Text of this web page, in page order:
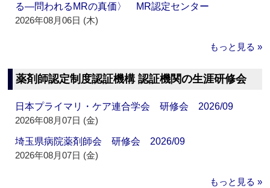
る―問われるMRの真価〉 MR認定センター
2026年08月06日 (木)
もっと見る »
薬剤師認定制度認証機構 認証機関の生涯研修会
日本プライマリ・ケア連合学会 研修会 2026/09
2026年08月07日 (金)
埼玉県病院薬剤師会 研修会 2026/09
2026年08月07日 (金)
もっと見る »